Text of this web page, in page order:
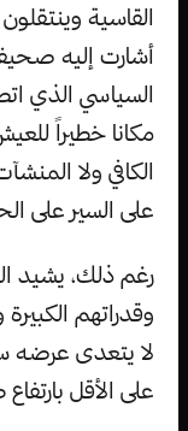
القاسية
أشارت إليه
السياسي الذي
مكانا خطيراً
الكافي ولا
على السير على
رغم ذلك، يشيد
وقدراتهم
لا يتعدى عرضه
على الأقل